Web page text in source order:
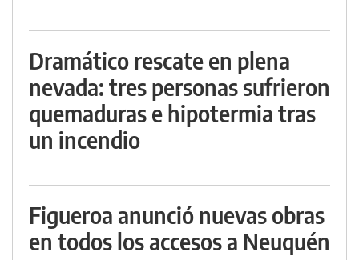
Dramático rescate en plena
nevada: tres personas sufrieron
quemaduras e hipotermia tras
un incendio
Figueroa anunció nuevas obras
en todos los accesos a Neuquén